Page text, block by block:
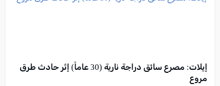
إيلات: مصرع سائق دراجة نارية (30 عاماً) إثر حادث طرق
مروع